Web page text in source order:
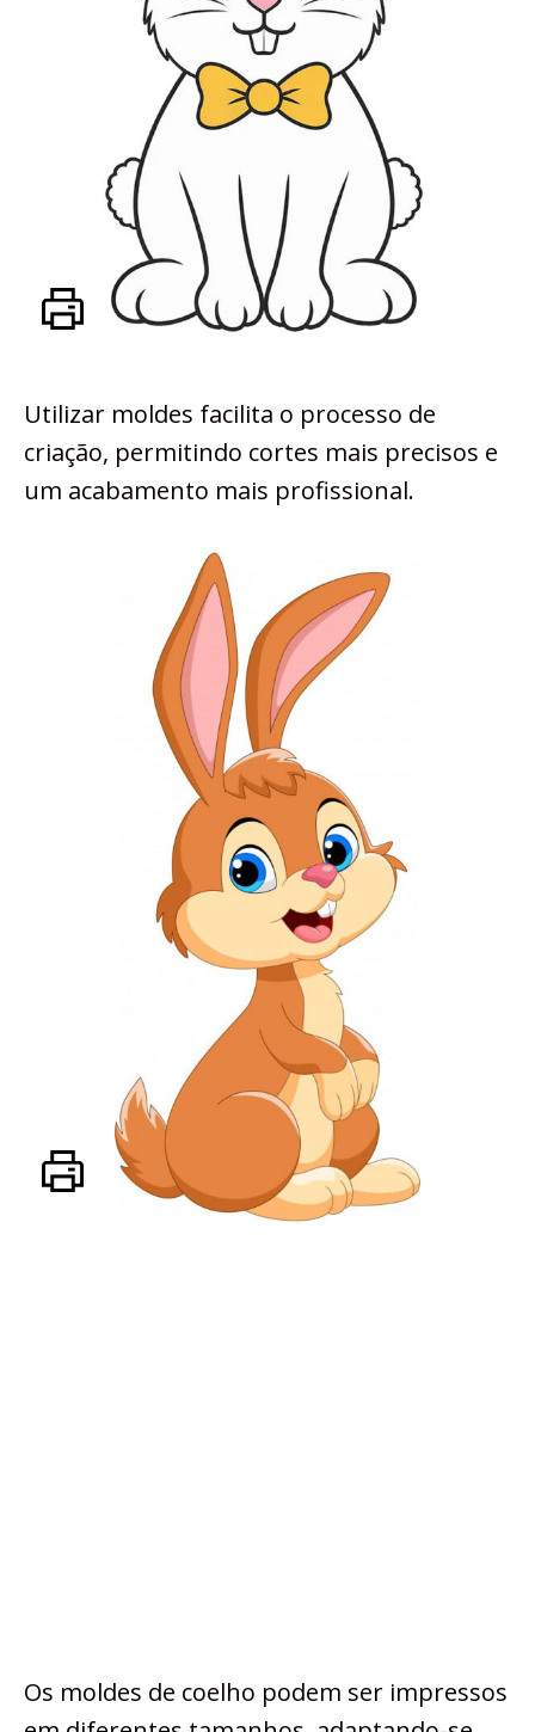
Utilizar moldes facilita o processo de
criação, permitindo cortes mais precisos e
um acabamento mais profissional.
Os moldes de coelho podem ser impressos